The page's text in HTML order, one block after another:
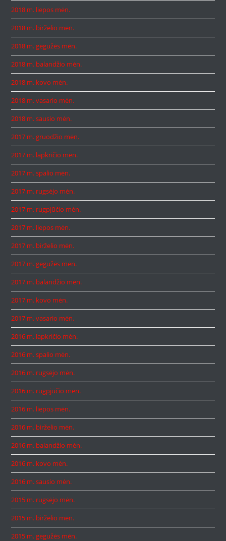
2018 m. liepos mėn.
2018 m. birželio mėn.
2018 m. gegužės mėn.
2018 m. balandžio mėn.
2018 m. kovo mėn.
2018 m. vasario mėn.
2018 m. sausio mėn.
2017 m. gruodžio mėn.
2017 m. lapkričio mėn.
2017 m. spalio mėn.
2017 m. rugsėjo mėn.
2017 m. rugpjūčio mėn.
2017 m. liepos mėn.
2017 m. birželio mėn.
2017 m. gegužės mėn.
2017 m. balandžio mėn.
2017 m. kovo mėn.
2017 m. vasario mėn.
2016 m. lapkričio mėn.
2016 m. spalio mėn.
2016 m. rugsėjo mėn.
2016 m. rugpjūčio mėn.
2016 m. liepos mėn.
2016 m. birželio mėn.
2016 m. balandžio mėn.
2016 m. kovo mėn.
2016 m. sausio mėn.
2015 m. rugsėjo mėn.
2015 m. birželio mėn.
2015 m. gegužės mėn.